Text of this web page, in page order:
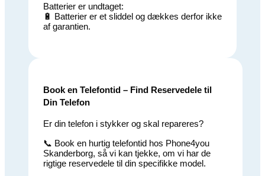
Batterier er undtaget:
🔋 Batterier er et sliddel og dækkes derfor ikke
af garantien.
Book en Telefontid – Find Reservedele til
Din Telefon
Er din telefon i stykker og skal repareres?
📞 Book en hurtig telefontid hos Phone4you
Skanderborg, så vi kan tjekke, om vi har de
rigtige reservedele til din specifikke model.